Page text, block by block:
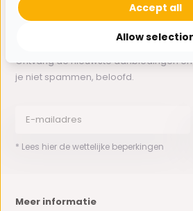
Ontvang de nieuwste aanbiedingen
je niet spammen, beloofd.
* Lees hier de wettelijke beperkingen
Meer informatie
Allow
Accept all